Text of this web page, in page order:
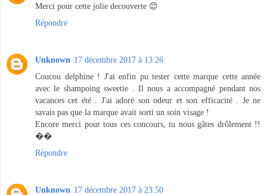
Merci pour cette jolie decouverte 😊
Répondre
Unknown 17 décembre 2017 à 13:26
Coucou delphine ! J'ai enfin pu tester cette marque cette année
avec le shampoing sweetie . Il nous a accompagné pendant nos
vacances cet été . J'ai adoré son odeur et son efficacité . Je ne
savais pas que la marque avait sorti un soin visage !
Encore merci pour tous ces concours, tu nous gâtes drôlement !!
��
Répondre
Unknown 17 décembre 2017 à 23:50